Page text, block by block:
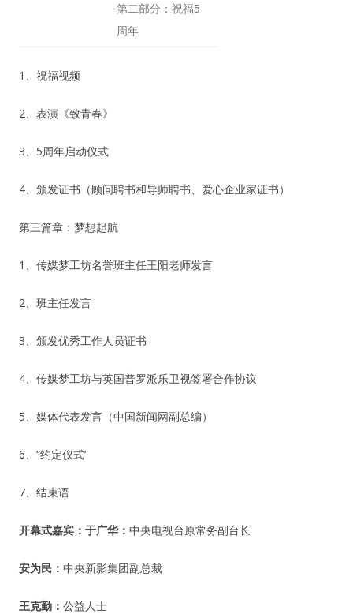
第二部分：祝福5
周年
1、祝福视频
2、表演《致青春》
3、5周年启动仪式
4、颁发证书（顾问聘书和导师聘书、爱心企业家证书）
第三篇章：梦想起航
1、传媒梦工坊名誉班主任王阳老师发言
2、班主任发言
3、颁发优秀工作人员证书
4、传媒梦工坊与英国普罗派乐卫视签署合作协议
5、媒体代表发言（中国新闻网副总编）
6、“约定仪式”
7、结束语
开幕式嘉宾： 于广华： 中央电视台原常务副台长
安为民： 中央新影集团副总裁
王克勤： 公益人士